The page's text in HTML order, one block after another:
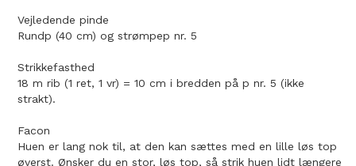
Vejledende pinde
Rundp (40 cm) og strømpep nr. 5
Strikkefasthed
18 m rib (1 ret, 1 vr) = 10 cm i bredden på p nr. 5 (ikke
strakt).
Facon
Huen er lang nok til, at den kan sættes med en lille løs top
øverst. Ønsker du en stor, løs top, så strik huen lidt længere